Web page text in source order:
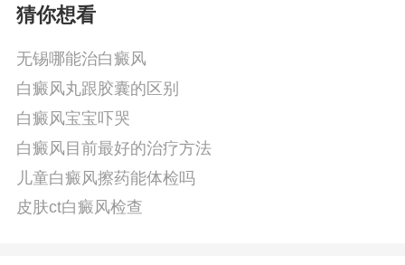
猜你想看
无锡哪能治白癜风
白癜风丸跟胶囊的区别
白癜风宝宝吓哭
白癜风目前最好的治疗方法
儿童白癜风擦药能体检吗
皮肤ct白癜风检查